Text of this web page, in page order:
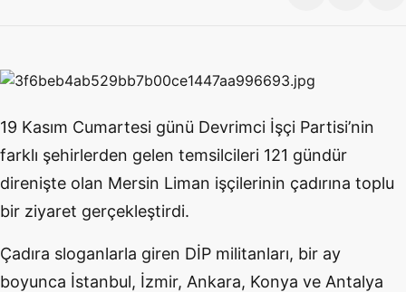
19 Kasım Cumartesi günü Devrimci İşçi Partisi’nin
farklı şehirlerden gelen temsilcileri 121 gündür
direnişte olan Mersin Liman işçilerinin çadırına toplu
bir ziyaret gerçekleştirdi.
Çadıra sloganlarla giren DİP militanları, bir ay
boyunca İstanbul, İzmir, Ankara, Konya ve Antalya